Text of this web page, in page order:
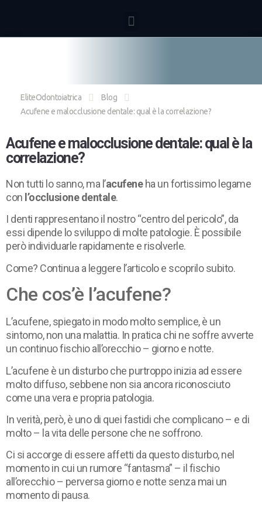
EliteOdontoiatrica
Blog
Acufene e malocclusione dentale: qual è la correlazione?
Acufene e malocclusione dentale: qual è la
correlazione?
Non tutti lo sanno, ma l’acufeneha un fortissimo legame
con l’occlusione dentale.
I denti rappresentano il nostro “centro del pericolo”, da
essi dipende lo sviluppo di molte patologie. È possibile
però individuarle rapidamente e risolverle.
Come? Continua a leggere l’articolo e scoprilo subito.
Che cos’è l’acufene?
L’acufene, spiegato in modo molto semplice, è un
sintomo, non una malattia. In pratica chi ne soffre avverte
un continuo fischio all’orecchio – giorno e notte.
L’acufene è un disturbo che purtroppo inizia ad essere
molto diffuso, sebbene non sia ancora riconosciuto
come una vera e propria patologia.
In verità, però, è uno di quei fastidi che complicano – e di
molto – la vita delle persone che ne soffrono.
Ci si accorge di essere affetti da questo disturbo, nel
momento in cui un rumore “fantasma” – il fischio
all’orecchio – perversa giorno e notte senza mai un
momento di pausa.